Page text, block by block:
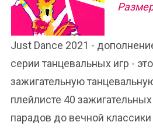
Just Dance 2021 -
серии танцевальных игр -
зажигательную
плейлисте 40 зажигательных
парадов до вечной классики